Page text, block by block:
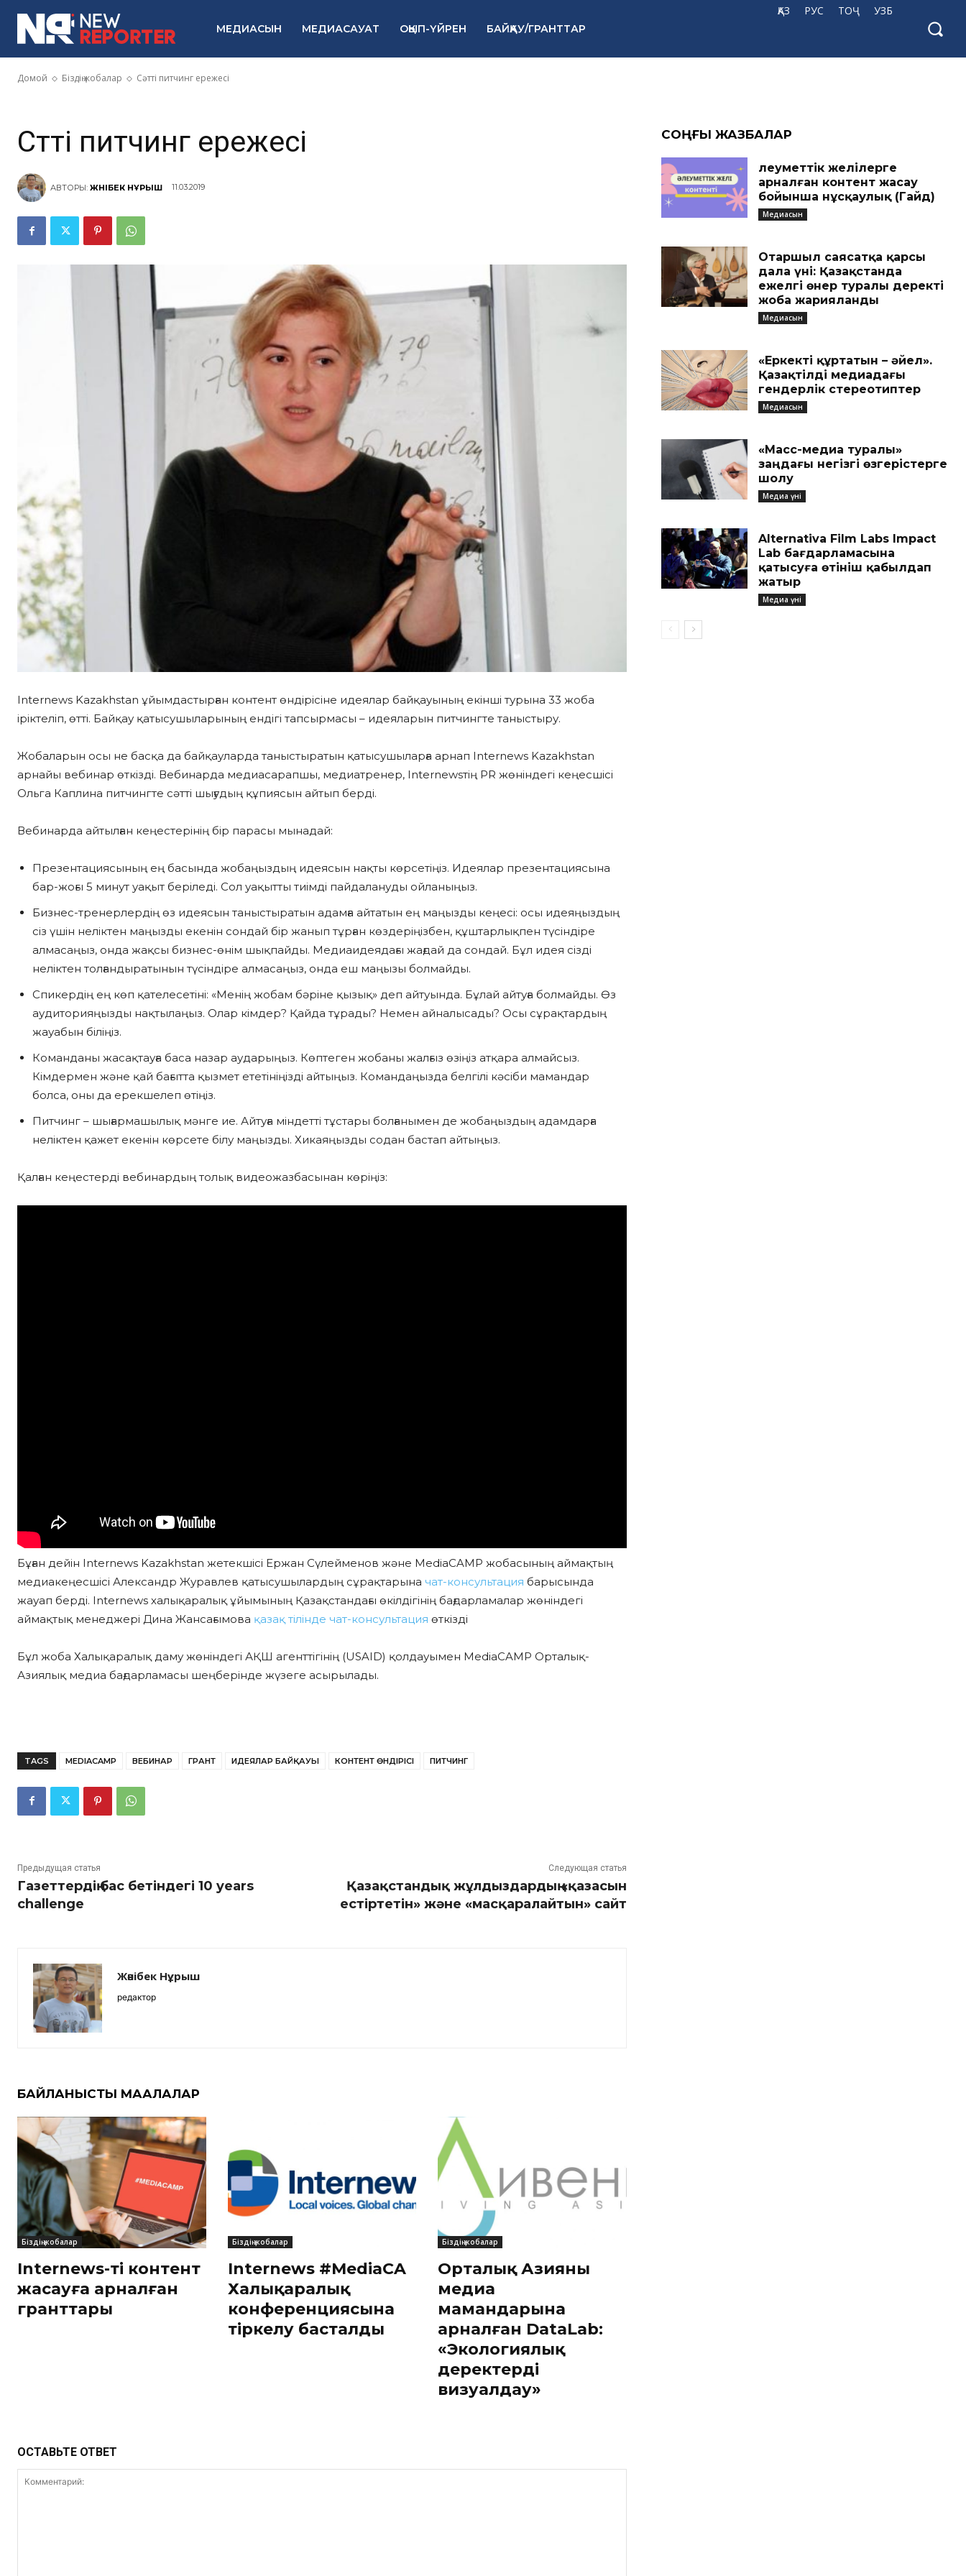
ҚАЗ РУС ТОҶ УЗБ
МЕДИАСЫН МЕДИАСАУАТ ОҚЫП-ҮЙРЕН БАЙҚАУ/ГРАНТТАР
Домой Біздің жобалар Сәтті питчинг ережесі
БІЗДІҢ ЖОБАЛАР
Сәтті питчинг ережесі
Сәтті питчинг ережесі
АВТОРЫ: ЖӘНІБЕК НҰРЫШ 11.03.2019
Internews Kazakhstan ұйымдастырған контент өндірісіне идеялар байқауының екінші турына 33 жоба
іріктеліп, өтті. Байқау қатысушыларының ендігі тапсырмасы – идеяларын питчингте таныстыру.
Жобаларын осы не басқа да байқауларда таныстыратын қатысушыларға арнап Internews Kazakhstan
арнайы вебинар өткізді. Вебинарда медиасарапшы, медиатренер, Internewsтің PR жөніндегі кеңесшісі
Ольга Каплина питчингте сәтті шығудың құпиясын айтып берді.
Вебинарда айтылған кеңестерінің бір парасы мынадай:
Презентациясының ең басында жобаңыздың идеясын нақты көрсетіңіз. Идеялар презентациясына
бар-жоғы 5 минут уақыт беріледі. Сол уақытты тиімді пайдалануды ойланыңыз.
Бизнес-тренерлердің өз идеясын таныстыратын адамға айтатын ең маңызды кеңесі: осы идеяңыздың
сіз үшін неліктен маңызды екенін сондай бір жанып тұрған көздеріңізбен, құштарлықпен түсіндіре
алмасаңыз, онда жақсы бизнес-өнім шықпайды. Медиаидеядағы жағдай да сондай. Бұл идея сізді
неліктен толғандыратынын түсіндіре алмасаңыз, онда еш маңызы болмайды.
Спикердің ең көп қателесетіні: «Менің жобам бәріне қызық» деп айтуында. Бұлай айтуға болмайды. Өз
аудиторияңызды нақтылаңыз. Олар кімдер? Қайда тұрады? Немен айналысады? Осы сұрақтардың
жауабын біліңіз.
Команданы жасақтауға баса назар аударыңыз. Көптеген жобаны жалғыз өзіңіз атқара алмайсыз.
Кімдермен және қай бағытта қызмет ететініңізді айтыңыз. Командаңызда белгілі кәсіби мамандар
болса, оны да ерекшелеп өтіңіз.
Питчинг – шығармашылық мәнге ие. Айтуға міндетті тұстары болғанымен де жобаңыздың адамдарға
неліктен қажет екенін көрсете білу маңызды. Хикаяңызды содан бастап айтыңыз.
Қалған кеңестерді вебинардың толық видеожазбасынан көріңіз:
Бұған дейін Internews Kazakhstan жетекшісі Ержан Сүлейменов және MediaCAMP жобасының аймақтың
медиакеңесшісі Александр Журавлев қатысушылардың сұрақтарына чат-консультация барысында
жауап берді. Internews халықаралық ұйымының Қазақстандағы өкілдігінің бағдарламалар жөніндегі
аймақтық менеджері Дина Жансағымова қазақ тілінде чат-консультация өткізді
Бұл жоба Халықаралық даму жөніндегі АҚШ агенттігінің (USAID) қолдауымен MediaCAMP Орталық-
Азиялық медиа бағдарламасы шеңберінде жүзеге асырылады.
TAGS MEDIACAMP ВЕБИНАР ГРАНТ ИДЕЯЛАР БАЙҚАУЫ КОНТЕНТ ӨНДІРІСІ ПИТЧИНГ
Предыдущая статья
Газеттердің бас бетіндегі 10 years
challenge
Следующая статья
Қазақстандық жұлдыздардың «қазасын
естіртетін» және «масқаралайтын» сайт
Жәнібек Нұрыш
редактор
БАЙЛАНЫСТЫ МАҚАЛАЛАР
Біздің жобалар
Internews-тің контент
жасауға арналған
гранттары
Біздің жобалар
Internews #MediaCA
Халықаралық
конференциясына
тіркелу басталды
Біздің жобалар
Орталық Азияның
медиа
мамандарына
арналған DataLab:
«Экологиялық
деректерді
визуалдау»
ОСТАВЬТЕ ОТВЕТ
CОҢҒЫ ЖАЗБАЛАР
Әлеуметтік желілерге
арналған контент жасау
бойынша нұсқаулық (Гайд)
Медиасын
Отаршыл саясатқа қарсы
дала үні: Қазақстанда
ежелгі өнер туралы деректі
жоба жарияланды
Медиасын
«Еркекті құртатын – әйел».
Қазақтілді медиадағы
гендерлік стереотиптер
Медиасын
«Масс-медиа туралы»
заңдағы негізгі өзгерістерге
шолу
Медиа үні
Alternativa Film Labs Impact
Lab бағдарламасына
қатысуға өтініш қабылдап
жатыр
Медиа үні